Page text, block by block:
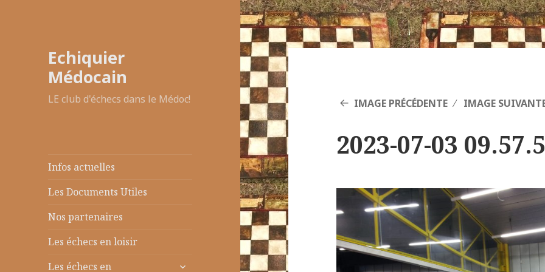
Echiquier
Médocain
LE club d'échecs dans le Médoc!
Infos actuelles
Les Documents Utiles
Nos partenaires
Les échecs en loisir
Les échecs en
ouvrir
IMAGE PRÉCÉDENTE IMAGE
2023-07-03